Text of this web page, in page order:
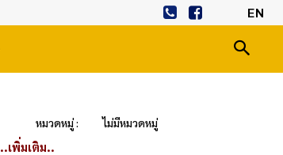
EN
หมวดหมู่ : ไม่มีหมวดหมู่
..เพิ่มเติม..